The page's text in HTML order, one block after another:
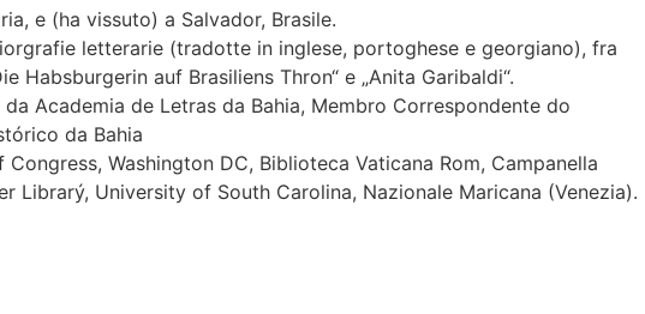
e (ha vissuto) a Salvador, Brasile.
letterarie (tradotte in inglese, portoghese e georgiano), fra
Habsburgerin auf Brasiliens Thron“ e „Anita Garibaldi“.
Academia de Letras da Bahia, Membro Correspondente do
da Bahia
Washington DC, Biblioteca Vaticana Rom, Campanella
Librarý, University of South Carolina, Nazionale Maricana (Venezia).